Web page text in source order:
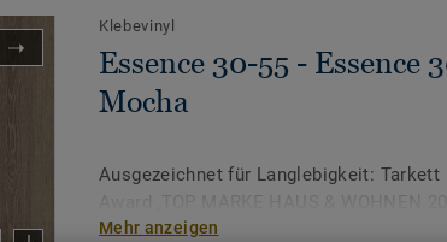
Klebevinyl
Essence 30-55 - Essence
Mocha
Ausgezeichnet für Langlebigkeit: Tarkett
den Produktgruppen Vinyl, PVC &
Mehr anzeigen